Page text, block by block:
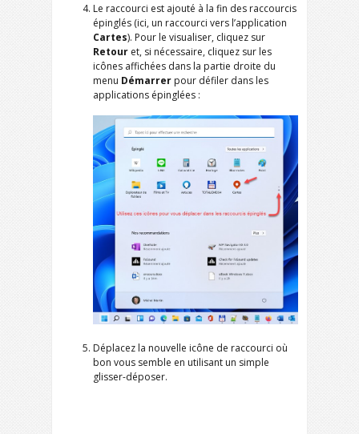
Le raccourci est ajouté à la fin des raccourcis
épinglés (ici, un raccourci vers l’application
Cartes). Pour le visualiser, cliquez sur
Retour et, si nécessaire, cliquez sur les
icônes affichées dans la partie droite du
menu Démarrer pour défiler dans les
applications épinglées :
Déplacez la nouvelle icône de raccourci où
bon vous semble en utilisant un simple
glisser-déposer.